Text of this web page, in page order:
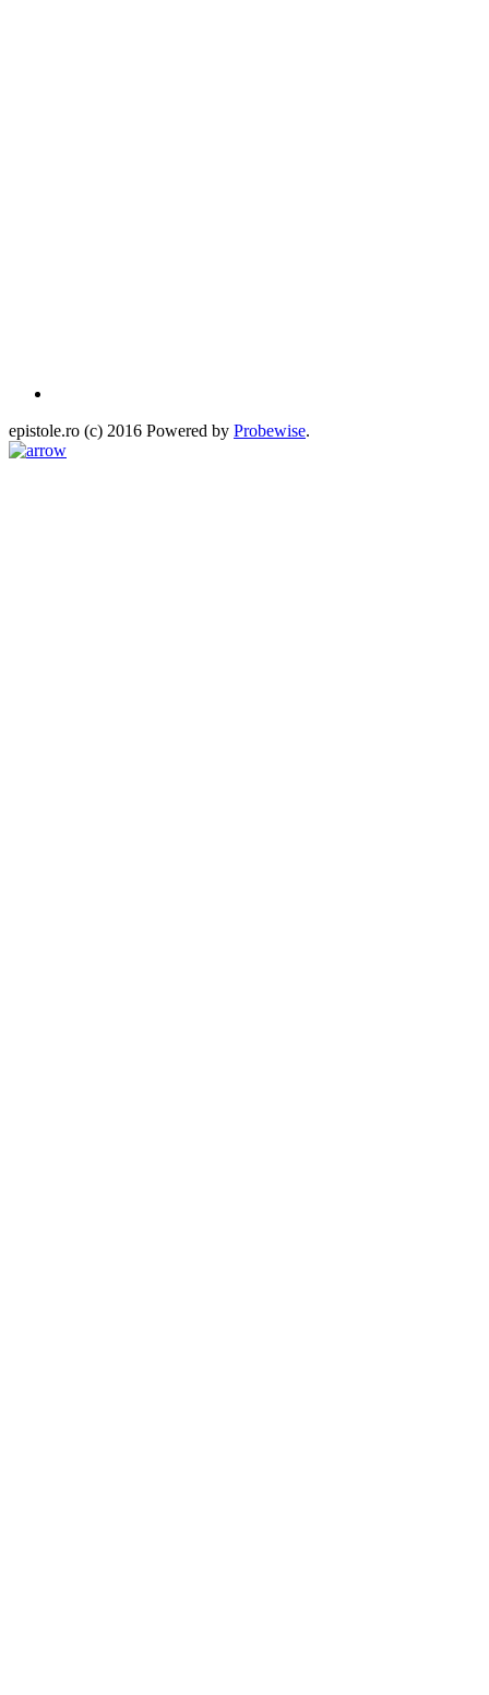
epistole.ro (c) 2016 Powered by Probewise.